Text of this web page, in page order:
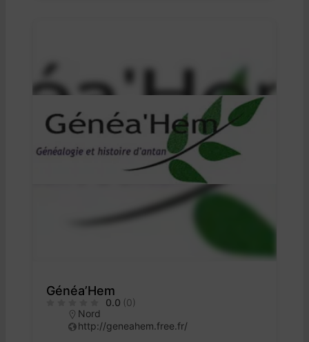
Généa’Hem
0.0 (0)
Nord
http://geneahem.free.fr/